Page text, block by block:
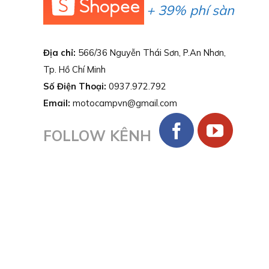
+ 39% phí sàn
Địa chỉ: 566/36 Nguyễn Thái Sơn, P.An Nhơn,
Tp. Hồ Chí Minh
Số Điện Thoại: 0937.972.792
Email: motocampvn@gmail.com
FOLLOW KÊNH